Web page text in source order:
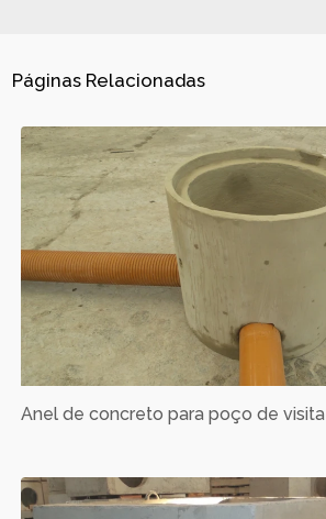
Páginas Relacionadas
Anel de concreto para poço de visita